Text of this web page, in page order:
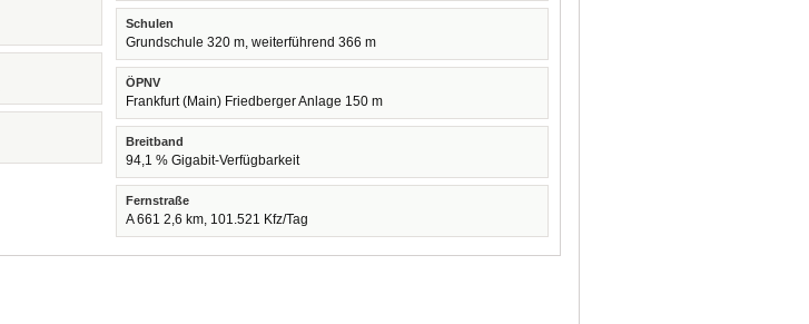
Schulen
Grundschule 320 m, weiterführend 366 m
ÖPNV
Frankfurt (Main) Friedberger Anlage 150 m
Breitband
94,1 % Gigabit-Verfügbarkeit
Fernstraße
A 661 2,6 km, 101.521 Kfz/Tag